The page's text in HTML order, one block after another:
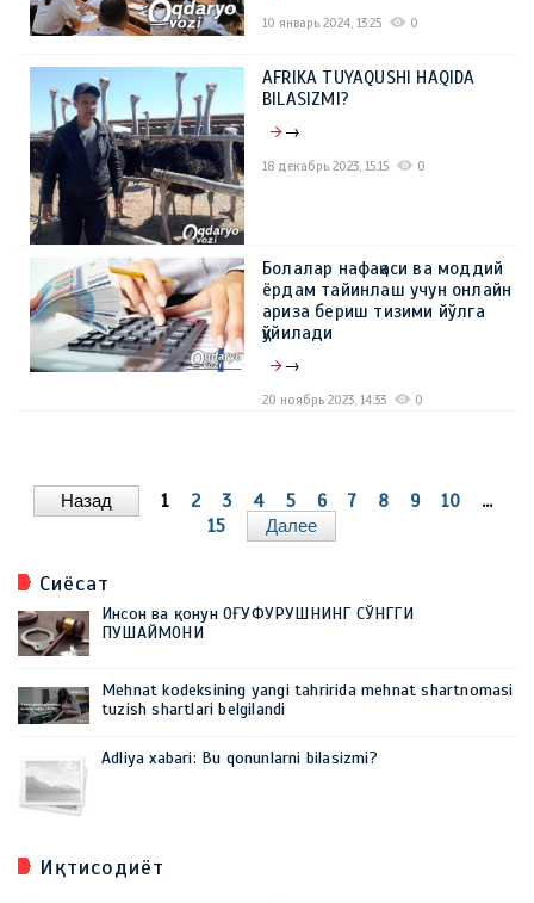
10 январь 2024, 13:25 0
AFRIKA TUYAQUSHI HAQIDA
BILASIZMI?
→
18 декабрь 2023, 15:15 0
Болалар нафақаси ва моддий
ёрдам тайинлаш учун онлайн
ариза бериш тизими йўлга
қўйилади
→
20 ноябрь 2023, 14:33 0
Назад 1 2 3 4 5 6 7 8 9 10
...
15
Далее
Сиёсат
Инсон ва қонун ОҒУФУРУШНИНГ СЎНГГИ
ПУШАЙМОНИ
Mehnat kodeksining yangi tahririda mehnat shartnomasi
tuzish shartlari belgilandi
Adliya xabari: Bu qonunlarni bilasizmi?
Иқтисодиёт